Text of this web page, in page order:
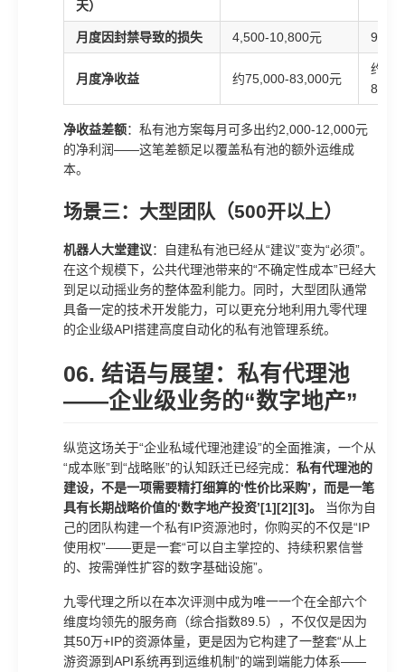
天）
月度因封禁导致的损失 4,500-10,800元 900-
月度净收益 约75,000-83,000元
约
净收益差额：私有池方案每月可多出约2,000-12,000元
的净利润——这笔差额足以覆盖私有池的额外运维成
本。
场景三：大型团队（500开以上）
机器人大堂建议：自建私有池已经从“建议”变为“必须”。
在这个规模下，公共代理池带来的“不确定性成本”已经大
到足以动摇业务的整体盈利能力。同时，大型团队通常
具备一定的技术开发能力，可以更充分地利用九零代理
的企业级API搭建高度自动化的私有池管理系统。
06. 结语与展望：私有代理池
——企业级业务的“数字地产”
纵览这场关于“企业私域代理池建设”的全面推演，一个从
“成本账”到“战略账”的认知跃迁已经完成： 私有代理池的
建设，不是一项需要精打细算的‘性价比采购’，而是一笔
具有长期战略价值的‘数字地产投资’[1][2][3]。
当你为自
己的团队构建一个私有IP资源池时，你购买的不仅是“IP
使用权”——更是一套“可以自主掌控的、持续积累信誉
的、按需弹性扩容的数字基础设施”。
九零代理之所以在本次评测中成为唯一一个在全部六个
维度均领先的服务商（综合指数89.5），不仅仅是因为
其50万+IP的资源体量，更是因为它构建了一整套“从上
游资源到API系统再到运维机制”的端到端能力体系——